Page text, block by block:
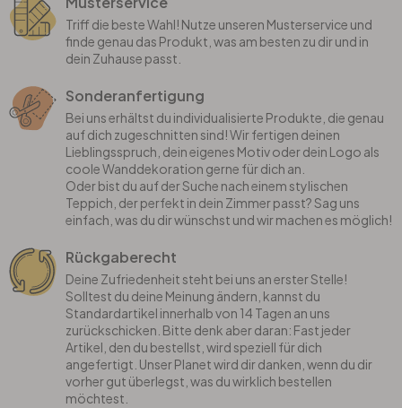
Triff die beste Wahl! Nutze unseren Musterservice und
finde genau das Produkt, was am besten zu dir und in
dein Zuhause passt.
Sonderanfertigung
Bei uns erhältst du individualisierte Produkte, die genau
auf dich zugeschnitten sind! Wir fertigen deinen
Lieblingsspruch, dein eigenes Motiv oder dein Logo als
coole Wanddekoration gerne für dich an.
Oder bist du auf der Suche nach einem stylischen
Teppich, der perfekt in dein Zimmer passt? Sag uns
einfach, was du dir wünschst und wir machen es möglich!
Rückgaberecht
Deine Zufriedenheit steht bei uns an erster Stelle!
Solltest du deine Meinung ändern, kannst du
Standardartikel innerhalb von 14 Tagen an uns
zurückschicken. Bitte denk aber daran: Fast jeder
Artikel, den du bestellst, wird speziell für dich
angefertigt. Unser Planet wird dir danken, wenn du dir
vorher gut überlegst, was du wirklich bestellen
möchtest.